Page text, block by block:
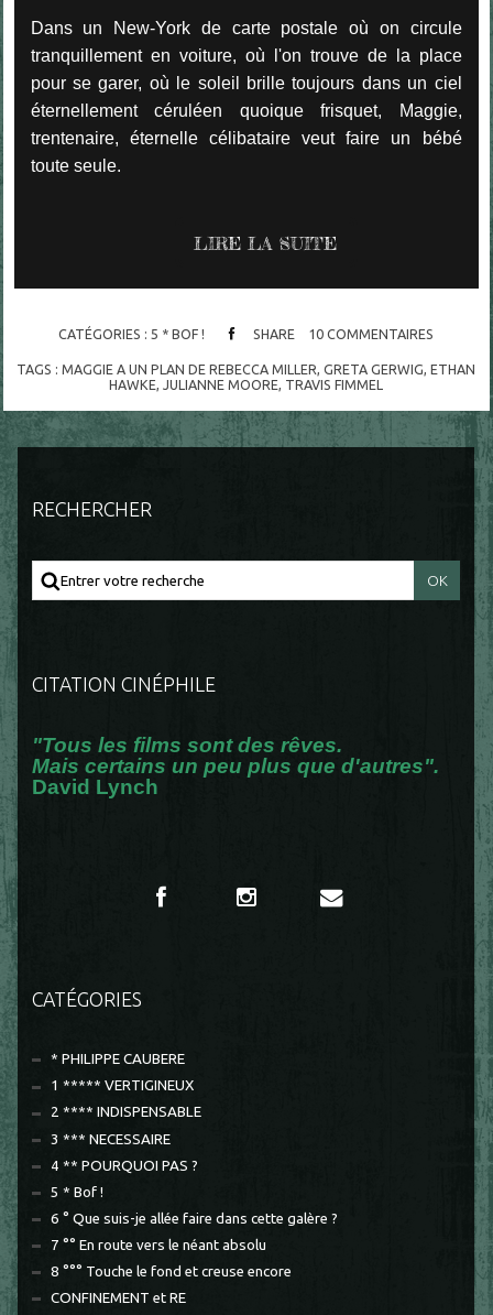
Dans un New-York de carte postale où on circule
tranquillement en voiture, où l'on trouve de la place
pour se garer, où le soleil brille toujours dans un ciel
éternellement céruléen quoique frisquet, Maggie,
trentenaire, éternelle célibataire veut faire un bébé
toute seule.
LIRE LA SUITE
CATÉGORIES : 5 * BOF ! SHARE 10 COMMENTAIRES
TAGS :MAGGIE A UN PLAN DE REBECCA MILLER,GRETA GERWIG,ETHAN
HAWKE,JULIANNE MOORE, TRAVIS FIMMEL
RECHERCHER
CITATION CINÉPHILE
"Tous les films sont des rêves.
Mais certains un peu plus que d'autres".
David Lynch
CATÉGORIES
* PHILIPPE CAUBERE
1 ***** VERTIGINEUX
2 **** INDISPENSABLE
3 *** NECESSAIRE
4 ** POURQUOI PAS ?
5 * Bof !
6 ° Que suis-je allée faire dans cette galère ?
7 °° En route vers le néant absolu
8 °°° Touche le fond et creuse encore
CONFINEMENT et RE